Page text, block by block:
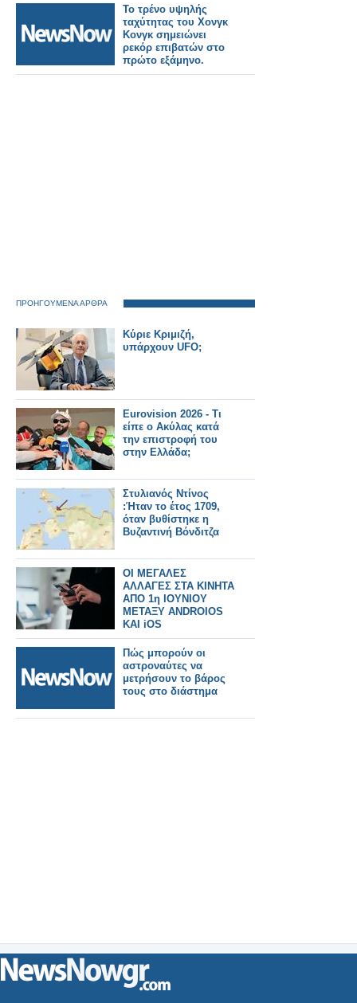
Το τρένο υψηλής
ταχύτητας του Χονγκ
Κονγκ σημειώνει
ρεκόρ επιβατών στο
πρώτο εξάμηνο.
ΠΡΟΗΓΟΥΜΕΝΑ ΑΡΘΡΑ
Κύριε Κριμιζή,
υπάρχουν UFO;
Eurovision 2026 - Τι
είπε ο Ακύλας κατά
την επιστροφή του
στην Ελλάδα;
Στυλιανός Ντίνος
:Ήταν το έτος 1709,
όταν βυθίστηκε η
Βυζαντινή Βόνδιτζα
ΟΙ ΜΕΓΑΛΕΣ
ΑΛΛΑΓΕΣ ΣΤΑ ΚΙΝΗΤΑ
ΑΠΟ 1η ΙΟΥΝΙΟΥ
ΜΕΤΑΞΥ ANDROIOS
KAI iOS
Πώς μπορούν οι
αστροναύτες να
μετρήσουν το βάρος
τους στο διάστημα